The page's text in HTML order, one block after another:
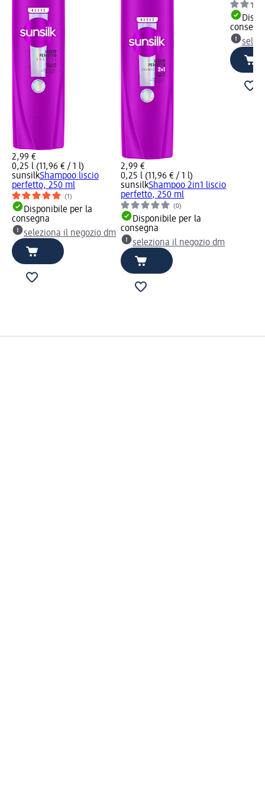
2,99 €
0,25 l (11,96 € / 1 l)
sunsilkShampoo liscio
perfetto, 250 ml
(1)
Disponibile per la
consegna
seleziona il negozio dm
2,99 €
0,25 l (11,96 € / 1 l)
sunsilkShampoo 2in1 liscio
perfetto, 250 ml
(0)
Disponibile per la
consegna
seleziona il negozio dm